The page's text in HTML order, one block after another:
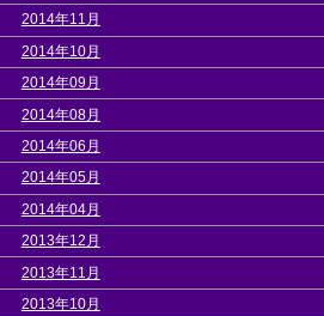
2014年11月
2014年10月
2014年09月
2014年08月
2014年06月
2014年05月
2014年04月
2013年12月
2013年11月
2013年10月